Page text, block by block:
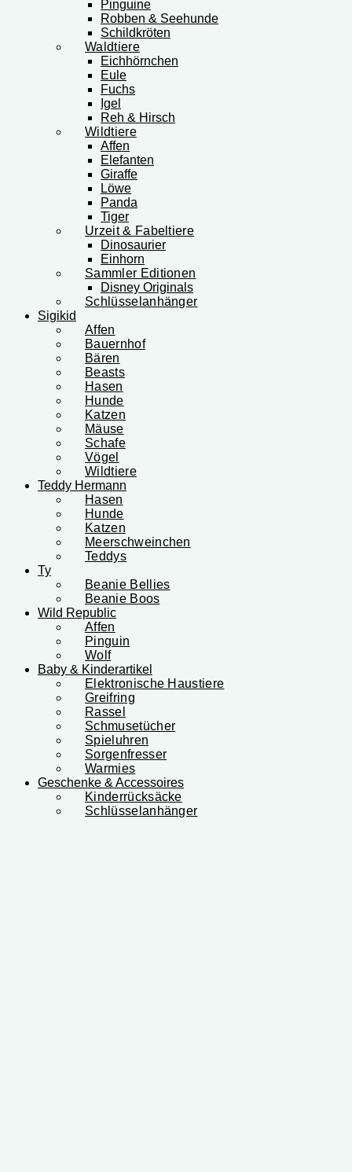
Pinguine
Robben & Seehunde
Schildkröten
Waldtiere
Eichhörnchen
Eule
Fuchs
Igel
Reh & Hirsch
Wildtiere
Affen
Elefanten
Giraffe
Löwe
Panda
Tiger
Urzeit & Fabeltiere
Dinosaurier
Einhorn
Sammler Editionen
Disney Originals
Schlüsselanhänger
Sigikid
Affen
Bauernhof
Bären
Beasts
Hasen
Hunde
Katzen
Mäuse
Schafe
Vögel
Wildtiere
Teddy Hermann
Hasen
Hunde
Katzen
Meerschweinchen
Teddys
Ty
Beanie Bellies
Beanie Boos
Wild Republic
Affen
Pinguin
Wolf
Baby & Kinderartikel
Elektronische Haustiere
Greifring
Rassel
Schmusetücher
Spieluhren
Sorgenfresser
Warmies
Geschenke & Accessoires
Kinderrücksäcke
Schlüsselanhänger